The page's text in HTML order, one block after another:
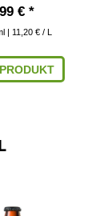
€ *
| 11,20 € / L